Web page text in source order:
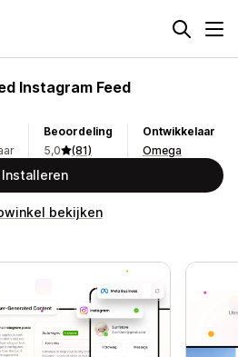
Instagram Feed
Beoordeling
5,0
(81)
Ontwikkelaar
Omega
Installeren
bekijken